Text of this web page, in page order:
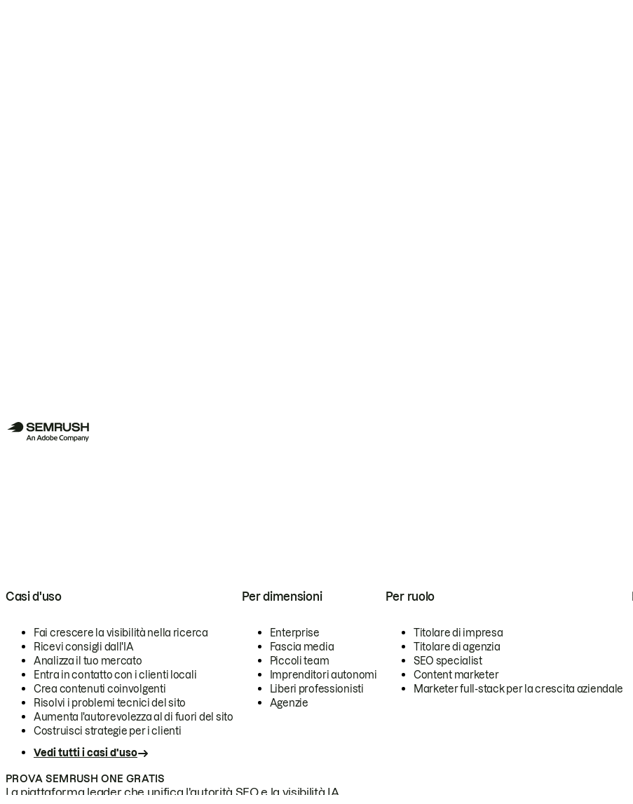
Casi d'uso
Fai crescere la visibilità nella ricerca
Ricevi consigli dall'IA
Analizza il tuo mercato
Entra in contatto con i clienti locali
Crea contenuti coinvolgenti
Risolvi i problemi tecnici del sito
Aumenta l'autorevolezza al di fuori del sito
Costruisci strategie per i clienti
Vedi tutti i casi d'uso
Per dimensioni
Enterprise
Fascia media
Piccoli team
Imprenditori autonomi
Liberi professionisti
Agenzie
Per ruolo
Titolare di impresa
Titolare di agenzia
SEO specialist
Content marketer
Marketer full-stack per la crescita aziendale
PROVA SEMRUSH ONE GRATIS
La piattaforma leader che unifica l'autorità SEO e la visibilità IA.